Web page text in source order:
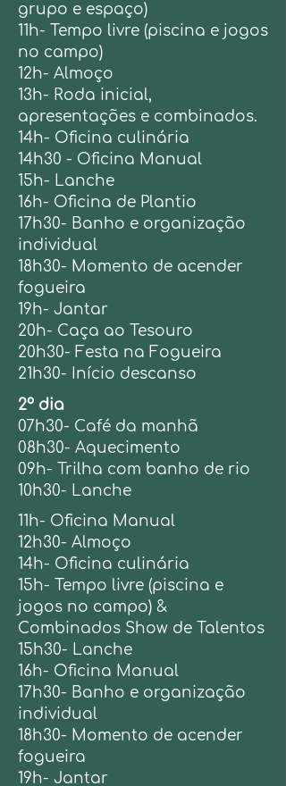
grupo e espaço)
11h- Tempo livre (piscina e jogos
no campo)
12h- Almoço
13h- Roda inicial,
apresentações e combinados.
14h- Oficina culinária
14h30 - Oficina Manual
15h- Lanche
16h- Oficina de Plantio
17h30- Banho e organização
individual
18h30- Momento de acender
fogueira
19h- Jantar
20h- Caça ao Tesouro
20h30- Festa na Fogueira
21h30- Início descanso
2º dia
07h30- Café da manhã
08h30- Aquecimento
09h- Trilha com banho de rio
10h30- Lanche
11h- Oficina Manual
12h30- Almoço
14h- Oficina culinária
15h- Tempo livre (piscina e
jogos no campo) &
Combinados Show de Talentos
15h30- Lanche
16h- Oficina Manual
17h30- Banho e organização
individual
18h30- Momento de acender
fogueira
19h- Jantar